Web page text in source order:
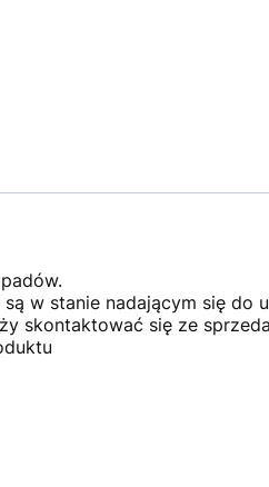
w stanie nadającym się do
skontaktować się ze